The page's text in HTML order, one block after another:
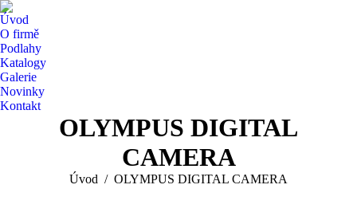
Úvod
O firmě
Podlahy
Katalogy
Galerie
Novinky
Kontakt
OLYMPUS DIGITAL
CAMERA
You are here:
Úvod OLYMPUS DIGITAL CAMERA